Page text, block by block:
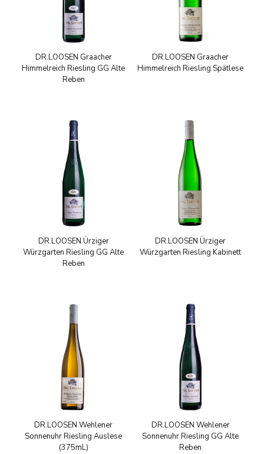
DR.LOOSEN Graacher
Himmelreich Riesling GG Alte
Reben
DR.LOOSEN Graacher
Himmelreich Riesling Spätlese
DR.LOOSEN Ürziger
Würzgarten Riesling GG Alte
Reben
DR.LOOSEN Ürziger
Würzgarten Riesling Kabinett
DR.LOOSEN Wehlener
Sonnenuhr Riesling Auslese
(375mL)
DR.LOOSEN Wehlener
Sonnenuhr Riesling GG Alte
Reben